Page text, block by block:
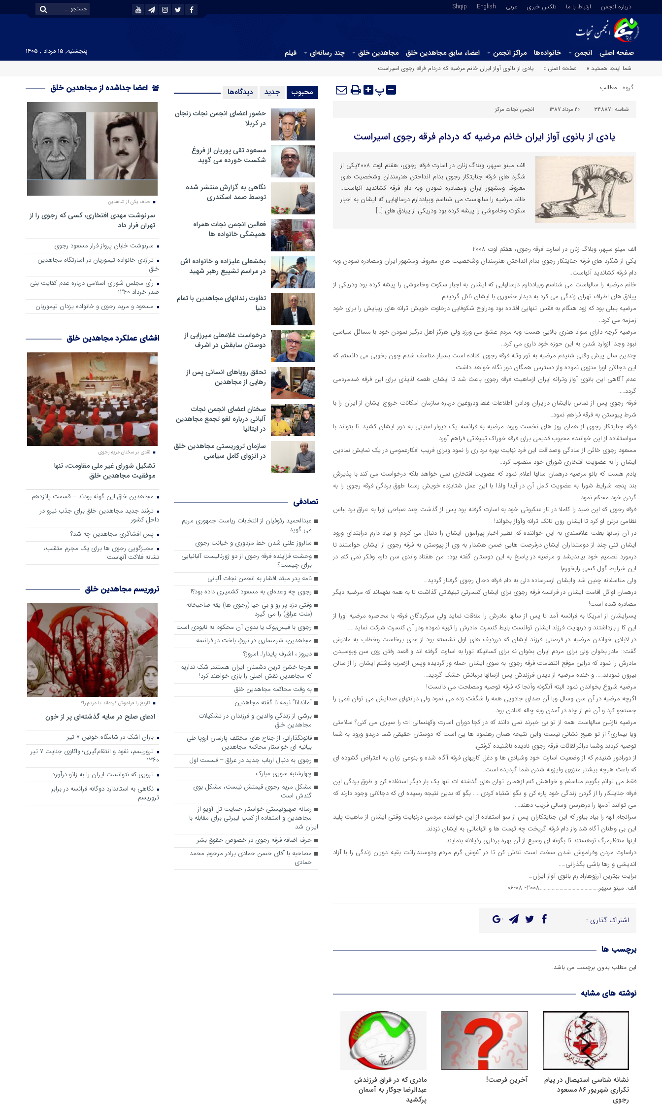
درباره انجمن ارتباط با ما تلکس خبری عربي English
Shqip
صفحه اصلی انجمن خانواده‌ها مراکز انجمن اعضاء سابق مجاهدین خلق مجاهدین خلق چند رسانه‌ای فیلم
پنجشنبه, ۱۵ مرداد , ۱۴۰۵
شما اینجا هستید »
صفحه اصلی » یادی از بانوی آواز ایران خانم مرضیه که دردام فرقه رجوی اسیراست
گروه : مطالب پ
شناسه : 34887 20 مرداد 1387 انجمن نجات مرکز
یادی از بانوی آواز ایران خانم مرضیه که دردام فرقه رجوی اسیراست
الف مینو سپهر، وبلاگ زنان در اسارت فرقه رجوی، هفتم اوت 2008یکی از
شگرد های فرقه جنایتکار رجوی بدام انداختن هنرمندان وشخصیت های
معروف ومشهور ایران ومصادره نمودن وبه دام فرقه کشاندید آنهاست..
خانم مرضیه را سالهاست می شناسم وبیاددارم درسالهایی که ایشان به اجبار
سکوت وخاموشی را پیشه کرده بود ودریکی از ییلاق های […]
الف مینو سپهر، وبلاگ زنان در اسارت فرقه رجوی، هفتم اوت 2008
یکی از شگرد های فرقه جنایتکار رجوی بدام انداختن هنرمندان وشخصیت های معروف ومشهور ایران ومصادره نمودن وبه
دام فرقه کشاندید آنهاست..
خانم مرضیه را سالهاست می شناسم وبیاددارم درسالهایی که ایشان به اجبار سکوت وخاموشی را پیشه کرده بود ودریکی از
ییلاق های اطراف تهران زندگی می کرد به دیدار حضوری با ایشان نائل گردیدم
مرضیه بلبلی بود که زود هنگام به فقس تنهایی افتاده بود ودراوج شکوفایی درخلوت خویش ترانه های زیبایش را برای خود
زمزمه می کرد..
مرضیه گرچه دارای سواد هنری بالایی هست وبه مردم عشق می ورزد ولی هرگز اهل درگیر نمودن خود با مسائل سیاسی
نبود وجدا ازوارد شدن به این حوزه خود داری می کرد..
چندین سال پیش وقتی شنیدم مرضیه به تور وتله فرقه رجوی افتاده است بسیار متاسف شدم چون بخوبی می دانستم که
این دجالان اورا منزوی نموده واز دسترس همگان دور نگاه خواهد داشت.
عدم آگاهی این بانوی آواز وترانه ایران ازماهیت فرقه رجوی باعث شد تا ایشان طعمه لذیذی برای این فرقه ضدمردمی
گردد…..
فرقه رجوی پس از تماس باایشان درایران ودادن اطلاعات غلط ودروغین درباره سازمان امکانات خروج ایشان از ایران را با
شرط پیوستن به فرقه فراهم نمود…
فرقه جنایتکار رجوی از همان روز های نخست ورود مرضیه به فرانسه یک دیوار امنیتی به دور ایشان کشید تا بتواند با
سواستفاده از این خواننده محبوب قدیمی برای فرقه خوراک تبلیغاتی فراهم آورد
مسعود رجوی خائن از سادگی وصداقت این فرد نهایت بهره برداری را نمود وبرای فریب افکارعمومی در یک نمایش نمادین
ایشان را به عضویت افتخاری شورای خود منصوب کرد..
یادم هست که بانو مرضیه درهمان سالها اعلام نمود که عضویت افتخاری نمی خواهد بلکه درخواست می کند با پذیرش
بند پنجم شرایط شورا به عضویت کامل آن در آید! ولذا با این عمل شتابزده خویش رسما طوق بردگی فرقه رجوی را به
گردن خود محکم نمود.
فرقه رجوی که این صید را کاملا در تار عنکبوتی خود به اسارت گرفته بود پس از گذشت چند صباحی اورا به عراق برد لباس
نظامی برتن او کرد تا ایشان رون تانک ترانه وآواز بخواند!
در آن زمانها بعلت علاقمندی به این خواننده کم نظیر اخبار پیرامون ایشان را دنبال می کردم و بیاد دارم درابتدای ورود
ایشان تنی چند از دوستداران ایشان درفرصت هایی ضمن هشدار به وی از پیوستن به فرقه رجوی از ایشان خواستند تا
درمورد تصمیم خود بیاندیشد و مرضیه در پاسخ به این دوستان گفته بود:: من هفتاد واندی سن دارم وفکر نمی کنم در
این شرایط گول کسی رابخورم!
ولی متاسفانه چنین شد وایشان ازسرساده دلی به دام فرقه دجال رجوی گرفتار گردید…
درهمان اوائل اقامت ایشان در فرانسه فرقه رجوی برای ایشان کنسرتی تبلیغاتی گذاشت تا به همه بفهماند که مرضیه دیگر
مصادره شده است!
پسرایشان از امریکا به فرانسه آمد تا پس از سالها مادرش را ملاقات نماید ولی سرگردگان فرقه با محاصره مرضیه اورا از
این کا ر بازداشتند و درنهایت فرزند ایشان توانست بلیط کنسرت مادرش را تهیه نموده ودر آن کنسرت شرکت نماید…..
در لابلای خواندن مرضیه در فرصتی فرزند ایشان که درردیف های اول نشسته بود از جای برخاست وخطاب به مادرش
گفت:: مادر بخوان ولی برای مردم ایران بخوان نه برای کسانیکه تورا به اسارت گرفته اند و قصد رفتن روی سن وبوسیدن
مادرش را نمود که دراین موقع انتظامات فرقه رجوی به سوی ایشان حمله ور گردیده وپس ازضرب وشتم ایشان را از سالن
بیرون نمودند….. و خنده مرضیه از دیدن فرزندش پس ازسالها برلبانش خشک گردید…
مرضیه شروع بخواندن نمود البته آنگونه وآنجا که فرقه توصیه ومصلحت می دانست!
اگرچه مرضیه در آن سن وسال وبا آن صدای جادویی همه را شگفت زده می نمود ولی درانتهای صدایش می توان غمی را
جستجو کرد و آن غم از چاه در آمدن وبه چاله افتادن بود..
مرضیه نازنین سالهاست همه از تو بی خبرند نمی دانند که در کجا دوران اسارت وکهنسالی ات را سپری می کنی؟ سلامتی
ویا بیماری؟ از تو هیچ نشانی نیست واین نتیجه همان رهنمود ها یی است که دوستان حقیقی شما دربدو ورود به شما
توصیه کردند وشما دراثرالقائات فرقه رجوی نادیده ناشنیده گرفتی.
از دورادور شنیدم که از وضعیت اسارت خود وشیادی ها و دغل کاریهای فرقه آگاه شده و بنوعی زبان به اعتراض گشوده ای
که باعث هرچه بیشتر منزوی وایزوله شدن شما گردیده است…
فقط می توانم بگویم متاسفم و خواهش کنم ازهمان توان های گذشته ات تنها یک بار دیگر استفاده کن و طوق بردگی این
فرقه جنایتکار را از گردن زندگی خود پاره کن و بگو اشتباه کردی…… بگو که بدین نتیجه رسیده ای که دجالانی وجود دارند که
می توانند آدمها را درهرسن وسالی فریب دهند….
سرانجام الهه را بیاد بیاور که این جنایتکاران پس از سو استفاده از این خواننده مردمی درنهایت وقتی ایشان از ماهیت پلید
این بی وطنان آگاه شد واز دام فرقه گریخت چه تهمت ها و اتهاماتی به ایشان نزدند.
اینها منتظرمرگ توهستند تا بگونه ای وسیع از آن بهره برداری رذیلانه بنمایند
دراسارت مردن وفراموش شدن سخت است تلاش کن تا در آغوش گرم مردم ودوستدارانت بقیه دوران زندگی را با آزاد
اندیشی و رها باشی بگذرانی…..
برایت بهترین آرزوهارادارم بانوی آواز ایران…
الف. مینو سپهر………………………………………2008- 08-06
اشتراک گذاری :
برچسب ها
این مطلب بدون برچسب می باشد.
نوشته های مشابه
نشانه شناسی استیصال در پیام
تکراری شهریور 86 مسعود
رجوی
آخرین فرصت!
مادری که در فراق فرزندش
عبدالرضا جوکار به آسمان
پرکشید
محبوب جدید دیدگاه‌ها
حضور اعضای انجمن نجات زنجان
در کربلا
مسعود تقی پوریان از فروغ
شکست خورده می گوید
نگاهی به گزارش منتشر شده
توسط صمد اسکندری
فعالین انجمن نجات همراه
همیشگی خانواده ها
بخشعلی علیزاده و خانواده اش
در مراسم تشییع رهبر شهید
تفاوت زندانهای مجاهدین با تمام
دنیا
درخواست غلامعلی میرزایی از
دوستان سابقش در اشرف
تحقق رویاهای انسانی پس از
رهایی از مجاهدین
سخنان اعضای انجمن نجات
آلبانی درباره لغو تجمع مجاهدین
در ایتالیا
سازمان تروریستی مجاهدین خلق
در انزوای کامل سیاسی
تصادفی
عبدالحمید رئوفیان از انتخابات ریاست جمهوری مریم
می گوید
سالروز علنی شدن خط مزدوری و خیانت رجوی
وحشت فزاینده فرقه رجوی از دو ژورنالیست آلبانیایی
برای چیست؟!
نامه پدر میثم افشار به انجمن نجات آلبانی
رجوی چه وعده‌ای به مسعود کشمیری داده بود؟!
وقتی دزد پر رو و بی حیا (رجوی ها) یقه صاحبخانه
(ملت عراق) را می گیرد
رجوی با فیس‌بوک یا بدون آن محکوم به نابودی است
مجاهدین، شرم‎ساری در نروژ، باخت در فرانسه
ديروز ، اشرف پايدار!…امروز؟
هرجا خشن ترین دشمنان ایران هستند٬ شک نداریم
که مجاهدین نقش اصلی را بازی خواهند کرد!
به وقت محاکمه مجاهدین خلق
“ماندانا” نیمه نا گفته مجاهدین
برشی از زندگی والدین و فرزندان در تشکیلات
مجاهدین خلق
قانونگذارانی از جناح های مختلف پارلمان اروپا طی
بیانیه ای خواستار محاکمه مجاهدین
رجوی به دنبال ارباب جدید در عراق – قسمت اول
چهارشنبه سوری مبارک
مشکل مریم رجوی قیمتش نیست، مشکل بوی
گندش است
رسانه صهیونیستی خواستار حمایت تل آویو از
مجاهدین و استفاده از کمپ لیبرتی برای مقابله با
ایران شد
حرف اضافه فرقه رجوی در خصوص حقوق بشر
مصاحبه با آقای حسن حمادی برادر مرحوم محمد
حمادی
اعضا جداشده از مجاهدین خلق
حذف یکی از شاهدین
سرنوشت مهدی افتخاری، کسی که رجوی را از
تهران فرار داد
سرنوشت خلبان پرواز فرار مسعود رجوی
تراژدی خانواده تیموریان در اسارتگاه مجاهدین
خلق
رأی مجلس شورای اسلامی درباره عدم كفایت بنی
صدر خرداد 1360
مسعود و مریم رجوی و خانواده یزدان تیموریان
افشای عملکرد مجاهدین خلق
نقدی بر سخنان مریم رجوی
تشکیل شورای غیر ملی مقاومت، تنها
موفقیت مجاهدین خلق
مجاهدین خلق این گونه بودند – قسمت پانزدهم
ترفند جدید مجاهدین خلق برای جذب نیرو در
داخل کشور
پس افشاگری مجاهدین چه شد؟
مجیزگویی رجوی ها برای یک مجرم متقلب،
نشانه فلاکت آنهاست
تروریسم مجاهدین خلق
تاریخ را فراموش کرده‌اند یا مردم را؟
ادعای صلح در سایه گذشته‌ای پر از خون
باران اشک در شامگاه خونین 7 تیر
تروریسم، نفوذ و انتقام‌گیری؛ واکاوی جنایت ۷ تیر
۱۳۶۰
تروری که نتوانست ایران را به زانو درآورد
نگاهی به استاندارد دوگانه فرانسه در برابر
تروریسم